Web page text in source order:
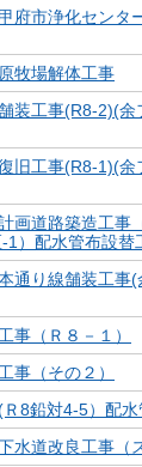
府市浄化センタ
牧場解体工事
装工事(R8-2)(
旧工事(R8-1)(
画道路築造工事
）配水管布設替
通り線舗装工事
事（Ｒ８－１）
事（その２）
Ｒ8鉛対4-5）配
水道改良工事（